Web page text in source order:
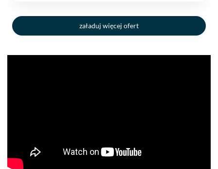
załaduj więcej ofert